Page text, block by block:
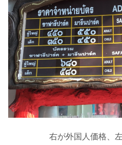
右が外国人価格、